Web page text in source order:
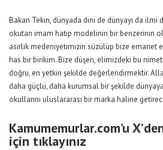
Bakan Tekin, dünyada dini de dünyayı da ilmi
okutan imam hatip modelinin bir benzerinin
asırlık medeniyetimizin süzülüp bize emanet
has bir birikim. Bize düşen, elimizdeki bu
doğru, en yetkin şekilde değerlendirmektir.
daha güçlü, daha kurumsal bir şekilde
okullarını uluslararası bir marka haline
Kamumemurlar.com’u
için tıklayınız